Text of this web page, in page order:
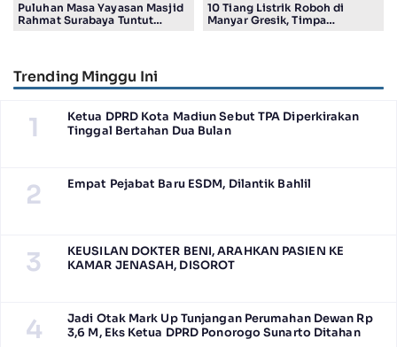
Puluhan Masa Yayasan Masjid
Rahmat Surabaya Tuntut
10 Tiang Listrik Roboh di
Manyar Gresik, Timpa
Trending Minggu Ini
1
Ketua DPRD Kota Madiun Sebut TPA Diperkirakan
Tinggal Bertahan Dua Bulan
2 Empat Pejabat Baru ESDM, Dilantik Bahlil
3
KEUSILAN DOKTER BENI, ARAHKAN PASIEN KE
KAMAR JENASAH, DISOROT
4
Jadi Otak Mark Up Tunjangan Perumahan Dewan Rp
3,6 M, Eks Ketua DPRD Ponorogo Sunarto Ditahan